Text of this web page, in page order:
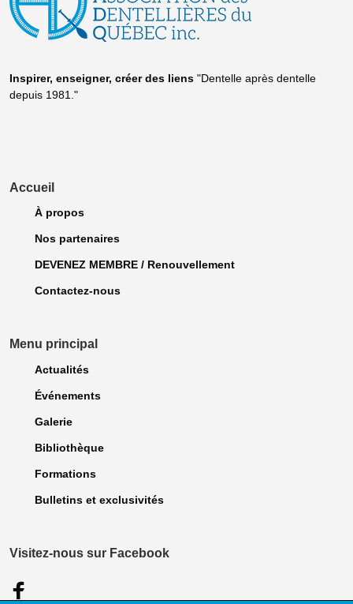
Inspirer, enseigner, créer des liens "Dentelle après dentelle
depuis 1981."
Accueil
À propos
Nos partenaires
DEVENEZ MEMBRE / Renouvellement
Contactez-nous
Menu principal
Actualités
Événements
Galerie
Bibliothèque
Formations
Bulletins et exclusivités
Visitez-nous sur Facebook